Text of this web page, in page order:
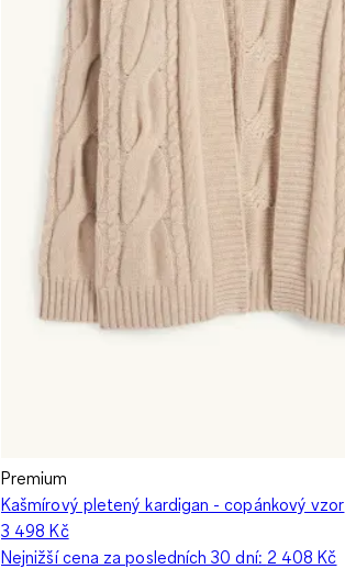
Premium
Kašmírový pletený kardigan - copánkový vzor
3 498 Kč
Nejnižší cena za posledních 30 dní: 2 408 Kč